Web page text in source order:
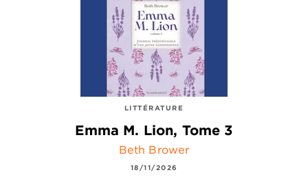
LITTÉRATURE
Emma M. Lion, Tome 3
Beth Brower
18/11/2026